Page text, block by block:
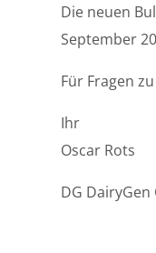
Die neuen
September
Für Fragen
Ihr
Oscar Rots
DG DairyGen